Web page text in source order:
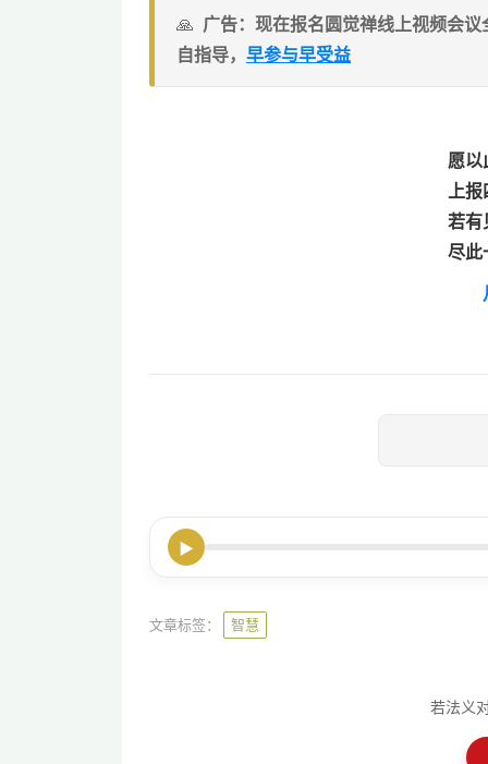
广告：现在报名圆觉禅线上视频会
自指导， 早参与早受益
愿
上报
若有
尽此
▶
文章标签： 智慧
若法义